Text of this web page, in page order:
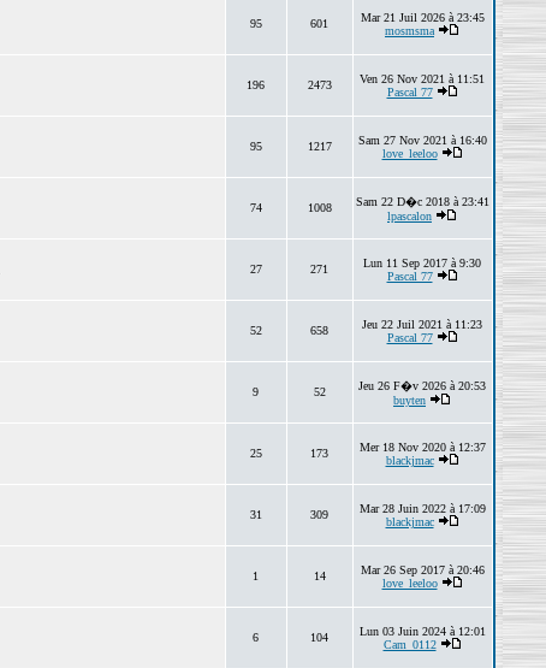
95 601
Mar 21 Juil 2026 à 23:45
mosmsma
196 2473
Ven 26 Nov 2021 à 11:51
Pascal 77
95 1217
Sam 27 Nov 2021 à 16:40
love_leeloo
74 1008
Sam 22 D�c 2018 à 23:41
lpascalon
27 271
Lun 11 Sep 2017 à 9:30
Pascal 77
52 658
Jeu 22 Juil 2021 à 11:23
Pascal 77
9 52
Jeu 26 F�v 2026 à 20:53
buyten
25 173
Mer 18 Nov 2020 à 12:37
blackjmac
31 309
Mar 28 Juin 2022 à 17:09
blackjmac
1 14
Mar 26 Sep 2017 à 20:46
love_leeloo
6 104
Lun 03 Juin 2024 à 12:01
Cam_0112